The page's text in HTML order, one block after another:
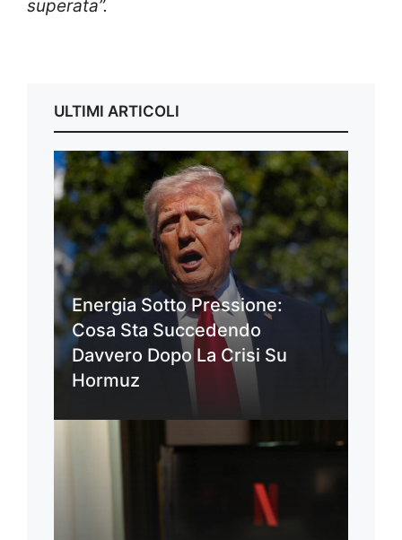
superata”.
ULTIMI ARTICOLI
Energia Sotto Pressione:
Cosa Sta Succedendo
Davvero Dopo La Crisi Su
Hormuz